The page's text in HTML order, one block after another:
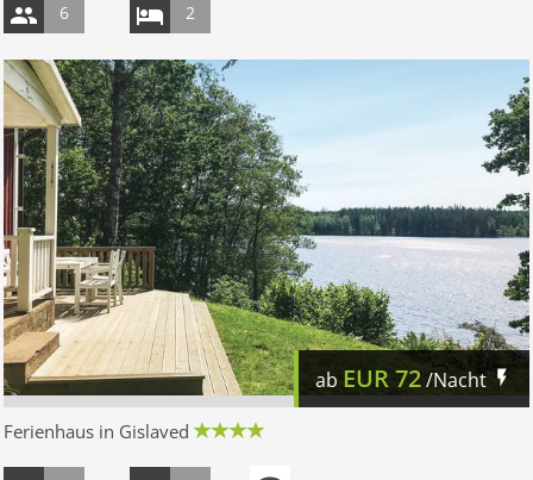
6 2
ab EUR72/Nacht
Ferienhaus in Gislaved